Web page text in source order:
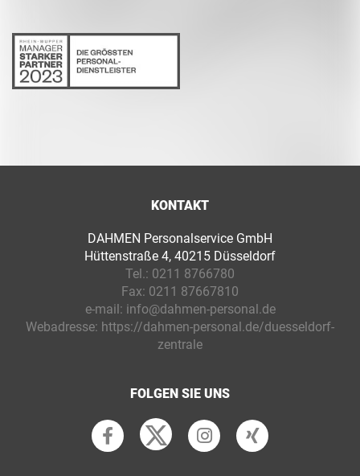
KONTAKT
DAHMEN Personalservice GmbH
Hüttenstraße 4, 40215 Düsseldorf
Tel.: 0211 8766780
Fax: 0211 87667810
e-mail: info@dahmen-personal.de
Webadresse: https://dahmen-personal.de/duesseldorf-
zentrale
FOLGEN SIE UNS